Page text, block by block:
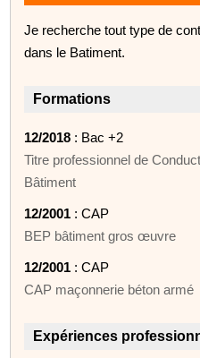
Je recherche tout type de
dans le Batiment.
Formations
12/2018 : Bac +2
Titre professionnel de
Bâtiment
12/2001 : CAP
BEP bâtiment gros œuvre
12/2001 : CAP
CAP maçonnerie béton armé
Expériences